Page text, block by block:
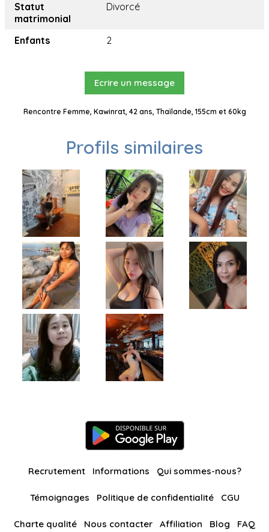
Statut
matrimonial
Divorcé
Enfants 2
Ecrire un message
Rencontre Femme, Kawinrat, 42 ans, Thaïlande, 155cm et 60kg
Profils similaires
Recrutement Informations Qui sommes-nous?
Témoignages Politique de confidentialité CGU
Charte qualité Nous contacter Affiliation Blog FAQ